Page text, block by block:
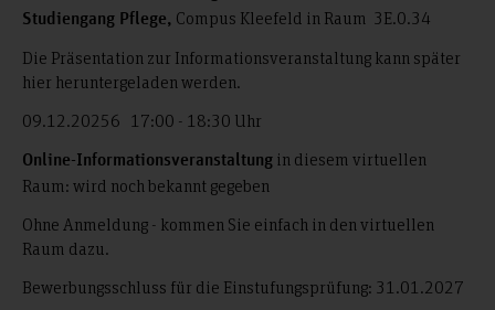
Studiengang Pflege, Compus Kleefeld in Raum 3E.0.34
Die Präsentation zur Informationsveranstaltung kann später
hier heruntergeladen werden.
09.12.20256 17:00 - 18:30 Uhr
Online-Informationsveranstaltung in diesem virtuellen
Raum: wird noch bekannt gegeben
Ohne Anmeldung - kommen Sie einfach in den virtuellen
Raum dazu.
Bewerbungsschluss für die Einstufungsprüfung: 31.01.2027